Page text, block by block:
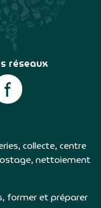
réseaux
collecte, centre
nettoiement
former et préparer